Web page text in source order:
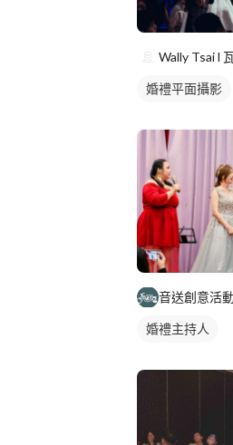
Wally Tsai l
婚禮平面攝影
音送創意活
婚禮主持人